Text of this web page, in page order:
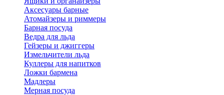
Аксесуары барные
Атомайзеры и риммеры
Барная посуда
Ведра для льда
Гейзеры и джиггеры
Измельчители льда
Куллеры для напитков
Ложки бармена
Мадлеры
Мерная посуда